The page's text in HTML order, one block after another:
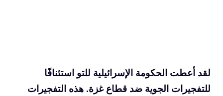
لقد أعطت الحكومة الإسرائيلية للتو استئنافًا
للتفجيرات الجوية ضد قطاع غزة. هذه التفجيرات